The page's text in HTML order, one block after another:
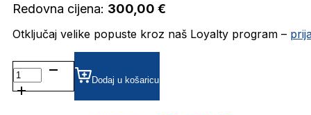
Redovna cijena: 300,00 €
Otključaj velike popuste kroz naš Loyalty program –
TB00073-
H
SUNČANE
Dodaj u košaricu